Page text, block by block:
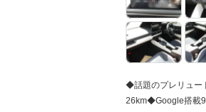
◆話題のプレリュー
26km◆Google搭載